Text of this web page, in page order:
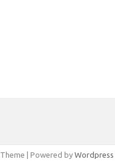
Theme | Powered by Wordpress